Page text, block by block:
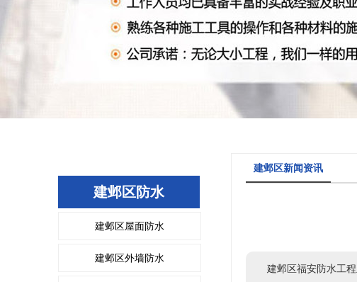
建邺区防水
建邺区屋面防水
建邺区外墙防水
建邺区新闻资讯
建邺区福安防水工